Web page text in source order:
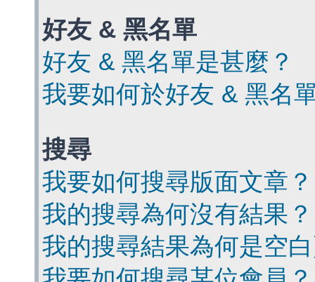
好友 & 黑名單
好友 & 黑名單是甚麼？
我要如何於好友 & 黑名
搜尋
我要如何搜尋版面文章？
我的搜尋為何沒有結果？
我的搜尋結果為何是空